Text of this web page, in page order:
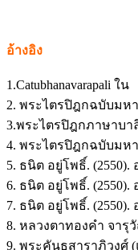
อ้างอิง
1.Catubhanavarapali ใน
2. พระไตรปิฎกฉบับมห
3.พระไตรปิฎกภาษาบ
4. พระไตรปิฎกฉบับมห
5. ธนิต อยู่โพธิ์.
6. ธนิต อยู่โพธิ์.
7. ธนิต อยู่โพธิ์.
8. หลวงตาทองคำ จารุ
9. พระคันธสาราภิวงศ์